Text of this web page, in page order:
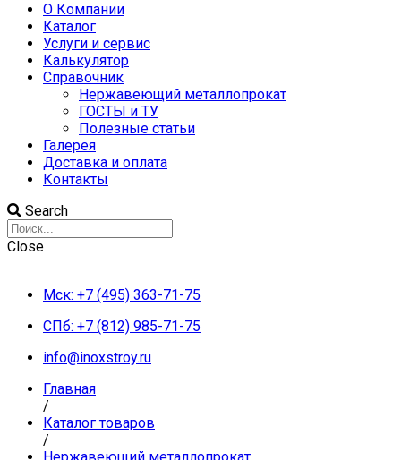
О Компании
Каталог
Услуги и сервис
Калькулятор
Справочник
Нержавеющий металлопрокат
ГОСТЫ и ТУ
Полезные статьи
Галерея
Доставка и оплата
Контакты
Search
Close
Мск: +7 (495) 363-71-75
СПб: +7 (812) 985-71-75
info@inoxstroy.ru
Главная
/
Каталог товаров
/